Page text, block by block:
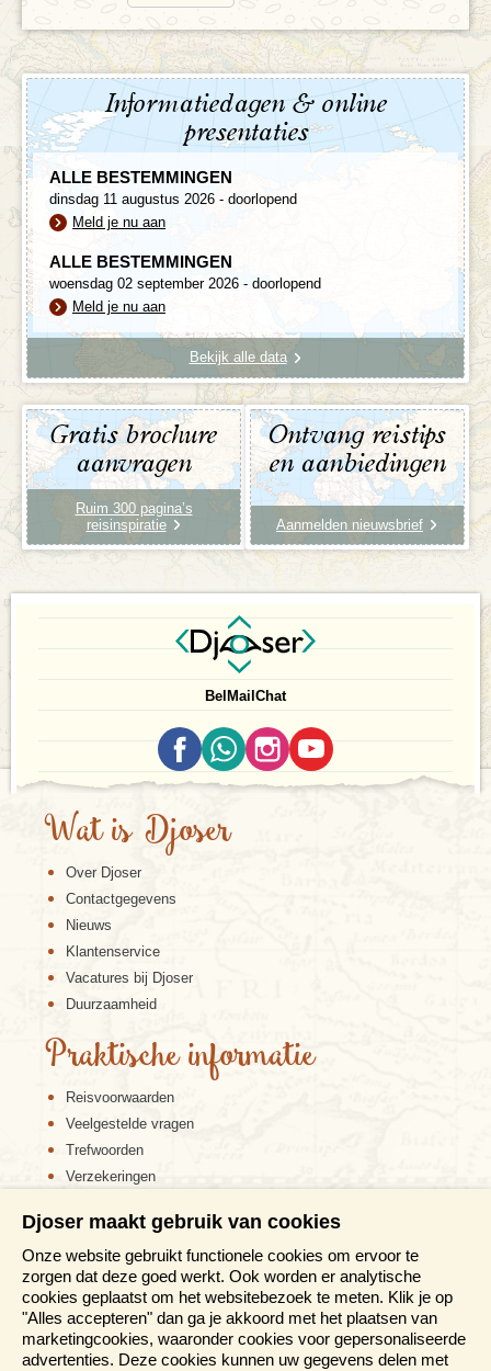
Informatiedagen & online
presentaties
ALLE BESTEMMINGEN
dinsdag 11 augustus 2026 - doorlopend
Meld je nu aan
ALLE BESTEMMINGEN
woensdag 02 september 2026 - doorlopend
Meld je nu aan
Bekijk alle data
Gratis brochure
aanvragen
Ruim 300 pagina’s
reisinspiratie
Ontvang reistips
en aanbiedingen
Aanmelden nieuwsbrief
Bel Mail Chat
Wat is Djoser
Over Djoser
Contactgegevens
Nieuws
Klantenservice
Vacatures bij Djoser
Duurzaamheid
Praktische informatie
Reisvoorwaarden
Veelgestelde vragen
Trefwoorden
Verzekeringen
Disclaimer
Cookiebeleid
Privacy verklaring
Reis en boek met Djoser zekerheid
Djoser maakt gebruik van cookies
Onze website gebruikt functionele cookies om ervoor te
zorgen dat deze goed werkt. Ook worden er analytische
cookies geplaatst om het websitebezoek te meten. Klik je op
"Alles accepteren" dan ga je akkoord met het plaatsen van
marketingcookies, waaronder cookies voor gepersonaliseerde
advertenties. Deze cookies kunnen uw gegevens delen met